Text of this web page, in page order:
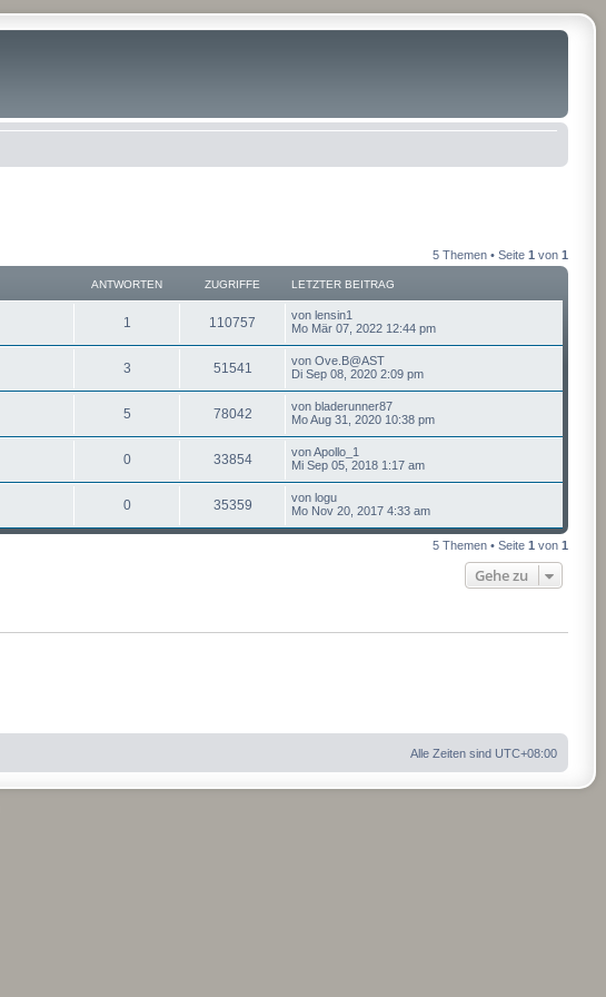
5 Themen • Seite1 von1
ANTWORTEN ZUGRIFFE LETZTER BEITRAG
1 110757 vonlensin1
Mo Mär 07, 2022 12:44 pm
3 51541 vonOve.B@AST
Di Sep 08, 2020 2:09 pm
5 78042 vonbladerunner87
Mo Aug 31, 2020 10:38 pm
0 33854 vonApollo_1
Mi Sep 05, 2018 1:17 am
0 35359 vonlogu
Mo Nov 20, 2017 4:33 am
5 Themen • Seite1 von1
Gehe zu
Alle Zeiten sind UTC+08:00